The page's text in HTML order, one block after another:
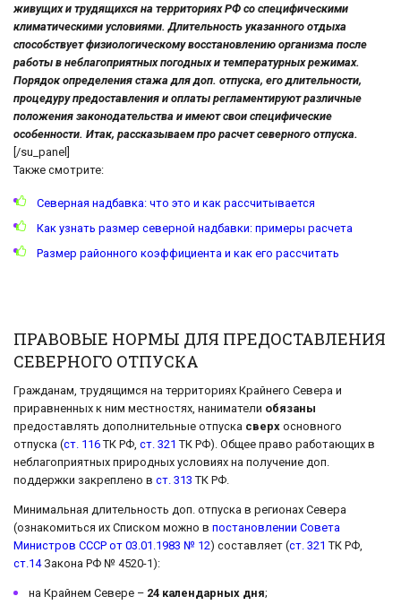
живущих и трудящихся на территориях РФ со специфическими
климатическими условиями. Длительность указанного отдыха
способствует физиологическому восстановлению организма после
работы в неблагоприятных погодных и температурных режимах.
Порядок определения стажа для доп. отпуска, его длительности,
процедуру предоставления и оплаты регламентируют различные
положения законодательства и имеют свои специфические
особенности. Итак, рассказываем про расчет северного отпуска.
[/su_panel]
Также смотрите:
Северная надбавка: что это и как рассчитывается
Как узнать размер северной надбавки: примеры расчета
Размер районного коэффициента и как его рассчитать
ПРАВОВЫЕ НОРМЫ ДЛЯ ПРЕДОСТАВЛЕНИЯ
СЕВЕРНОГО ОТПУСКА
Гражданам, трудящимся на территориях Крайнего Севера и
приравненных к ним местностях, наниматели обязаны
предоставлять дополнительные отпуска сверх основного
отпуска (ст. 116 ТК РФ, ст. 321 ТК РФ). Общее право работающих в
неблагоприятных природных условиях на получение доп.
поддержки закреплено в ст. 313 ТК РФ.
Минимальная длительность доп. отпуска в регионах Севера
(ознакомиться их Списком можно в постановлении Совета
Министров СССР от 03.01.1983 № 12) составляет (ст. 321 ТК РФ,
ст.14Закона РФ № 4520-1):
на Крайнем Севере – 24 календарных дня;